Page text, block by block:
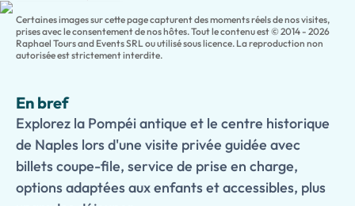
Améliorez votre expérience avec l'
Certaines images sur cette page capturent des moments réels de nos visites,
prises avec le consentement de nos hôtes. Tout le contenu est © 2014 - 2026
Raphael Tours and Events SRL ou utilisé sous licence. La reproduction non
autorisée est strictement interdite.
En bref
Explorez la Pompéi antique et le centre historique
de Naples lors d'une visite privée guidée avec
billets coupe-file, service de prise en charge,
options adaptées aux enfants et accessibles, plus